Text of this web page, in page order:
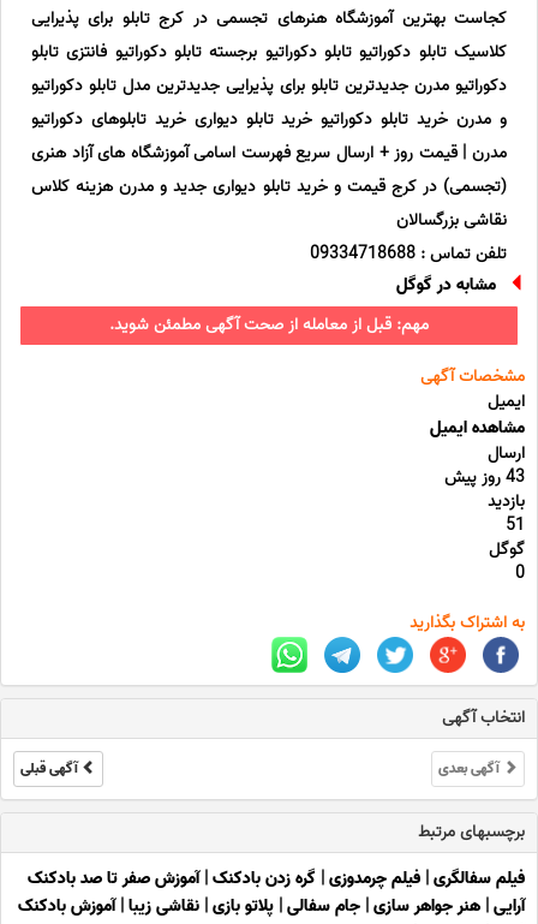
کجاست بهترین آموزشگاه هنرهای تجسمی در کرج تابلو برای پذیرایی
کلاسیک تابلو دکوراتیو تابلو دکوراتیو برجسته تابلو دکوراتیو فانتزی تابلو
دکوراتیو مدرن جدیدترین تابلو برای پذیرایی جدیدترین مدل تابلو دکوراتیو
و مدرن خرید تابلو دکوراتیو خرید تابلو دیواری خرید تابلوهای دکوراتیو
مدرن | قیمت روز + ارسال سریع فهرست اسامی آموزشگاه های آزاد هنری
(تجسمی) در کرج قیمت و خرید تابلو دیواری جدید و مدرن هزینه کلاس
نقاشی بزرگسالان
تلفن تماس : 09334718688
مشابه در گوگل
مهم: قبل از معامله از صحت آگهی مطمئن شوید.
مشخصات آگهی
ایمیل
مشاهده ایمیل
ارسال
43 روز پیش
بازدید
51
گوگل
0
به اشتراک بگذارید
انتخاب آگهی
آگهی بعدی آگهی قبلی
برچسبهای مرتبط
فیلم سفالگری| فیلم چرمدوزی| گره زدن بادکنک|آموزش صفر تا صد بادکنک
آرایی| هنر جواهر سازی| جام سفالی| پلاتو بازی| نقاشی زیبا|آموزش بادکنک